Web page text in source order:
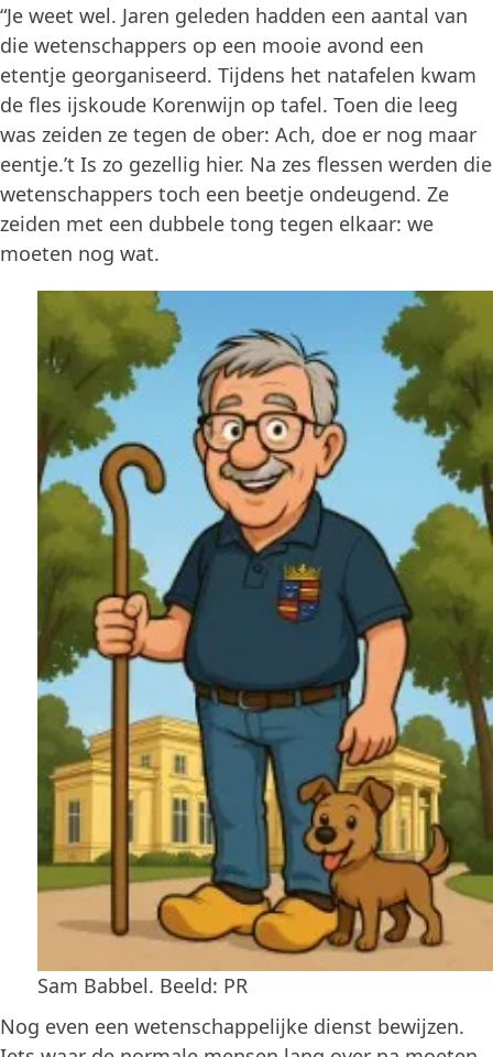
“Je weet wel. Jaren geleden hadden een aantal van
die wetenschappers op een mooie avond een
etentje georganiseerd. Tijdens het natafelen kwam
de fles ijskoude Korenwijn op tafel. Toen die leeg
was zeiden ze tegen de ober: Ach, doe er nog maar
eentje.’t Is zo gezellig hier. Na zes flessen werden die
wetenschappers toch een beetje ondeugend. Ze
zeiden met een dubbele tong tegen elkaar: we
moeten nog wat.
Sam Babbel. Beeld: PR
Nog even een wetenschappelijke dienst bewijzen.